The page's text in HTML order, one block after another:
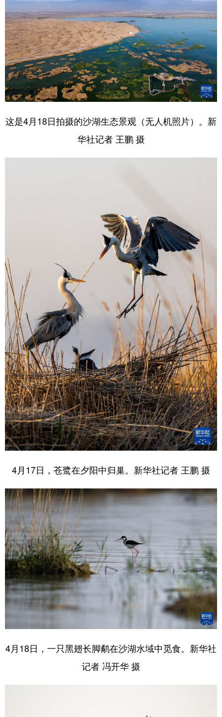
这是4月18日拍摄的沙湖生态景观（无人机照片）。新
华社记者 王鹏 摄
4月17日，苍鹭在夕阳中归巢。新华社记者 王鹏 摄
4月18日，一只黑翅长脚鹬在沙湖水域中觅食。新华社
记者 冯开华 摄